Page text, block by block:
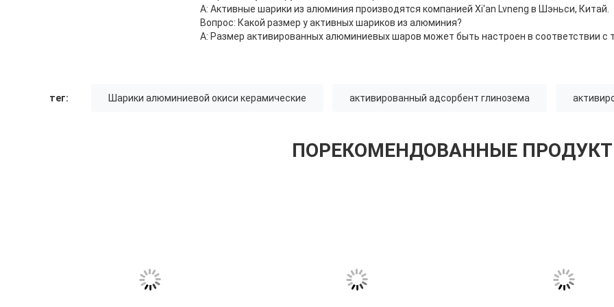
A: Активные шарики из алюминия производятся компанией Xi'an Lvneng в Шэньси, Китай.
Вопрос: Какой размер у активных шариков из алюминия?
A: Размер активированных алюминиевых шаров может быть настроен в соответствии с
тег: Шарики алюминиевой окиси керамические активированный адсорбент глинозема
ПОРЕКОМЕНДОВАННЫЕ